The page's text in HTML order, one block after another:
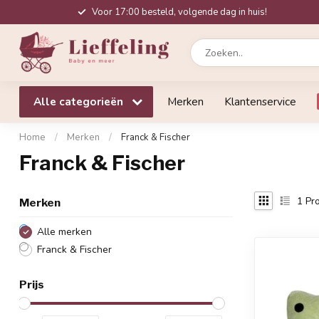
Voor 17:00 besteld, volgende dag in huis!
Alle categorieën Merken Klantenservice
Home / Merken / Franck & Fischer
Franck & Fischer
Merken
Alle merken
Franck & Fischer
Prijs
1